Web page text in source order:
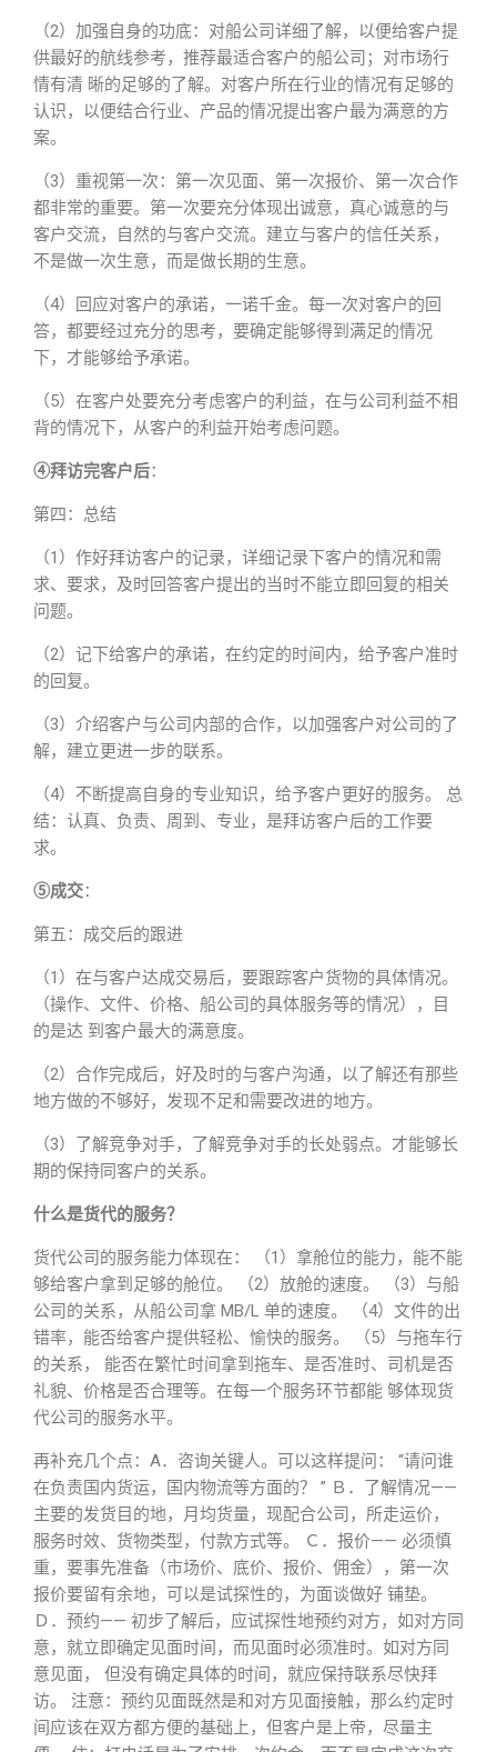
（2）加强自身的功底：对船公司详细了解，以便给客户提
供最好的航线参考，推荐最适合客户的船公司；对市场行
情有清 晰的足够的了解。对客户所在行业的情况有足够的
认识，以便结合行业、产品的情况提出客户最为满意的方
案。
（3）重视第一次：第一次见面、第一次报价、第一次合作
都非常的重要。第一次要充分体现出诚意，真心诚意的与
客户交流，自然的与客户交流。建立与客户的信任关系，
不是做一次生意，而是做长期的生意。
（4）回应对客户的承诺，一诺千金。每一次对客户的回
答，都要经过充分的思考，要确定能够得到满足的情况
下，才能够给予承诺。
（5）在客户处要充分考虑客户的利益，在与公司利益不相
背的情况下，从客户的利益开始考虑问题。
④拜访完客户后：
第四：总结
（1）作好拜访客户的记录，详细记录下客户的情况和需
求、要求，及时回答客户提出的当时不能立即回复的相关
问题。
（2）记下给客户的承诺，在约定的时间内，给予客户准时
的回复。
（3）介绍客户与公司内部的合作，以加强客户对公司的了
解，建立更进一步的联系。
（4）不断提高自身的专业知识，给予客户更好的服务。 总
结：认真、负责、周到、专业，是拜访客户后的工作要
求。
⑤成交：
第五：成交后的跟进
（1）在与客户达成交易后，要跟踪客户货物的具体情况。
（操作、文件、价格、船公司的具体服务等的情况），目
的是达 到客户最大的满意度。
（2）合作完成后，好及时的与客户沟通，以了解还有那些
地方做的不够好，发现不足和需要改进的地方。
（3）了解竞争对手，了解竞争对手的长处弱点。才能够长
期的保持同客户的关系。
什么是货代的服务？
货代公司的服务能力体现在： （1）拿舱位的能力，能不能
够给客户拿到足够的舱位。 （2）放舱的速度。 （3）与船
公司的关系，从船公司拿 MB/L 单的速度。 （4）文件的出
错率，能否给客户提供轻松、愉快的服务。 （5）与拖车行
的关系， 能否在繁忙时间拿到拖车、是否准时、司机是否
礼貌、价格是否合理等。在每一个服务环节都能 够体现货
代公司的服务水平。
再补充几个点：A．咨询关键人。可以这样提问： “请问谁
在负责国内货运，国内物流等方面的？ ” Ｂ．了解情况——
主要的发货目的地，月均货量，现配合公司，所走运价，
服务时效、货物类型，付款方式等。 Ｃ．报价—— 必须慎
重，要事先准备（市场价、底价、报价、佣金），第一次
报价要留有余地，可以是试探性的，为面谈做好 铺垫。
Ｄ．预约—— 初步了解后，应试探性地预约对方，如对方同
意，就立即确定见面时间，而见面时必须准时。如对方同
意见面， 但没有确定具体的时间，就应保持联系尽快拜
访。 注意：预约见面既然是和对方见面接触，那么约定时
间应该在双方都方便的基础上，但客户是上帝，尽量主